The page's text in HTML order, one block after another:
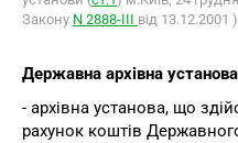
Закону N 2888-ІІІ від 13.12.2001 )
Державна архівна установа
- архівна установа, що
рахунок коштів